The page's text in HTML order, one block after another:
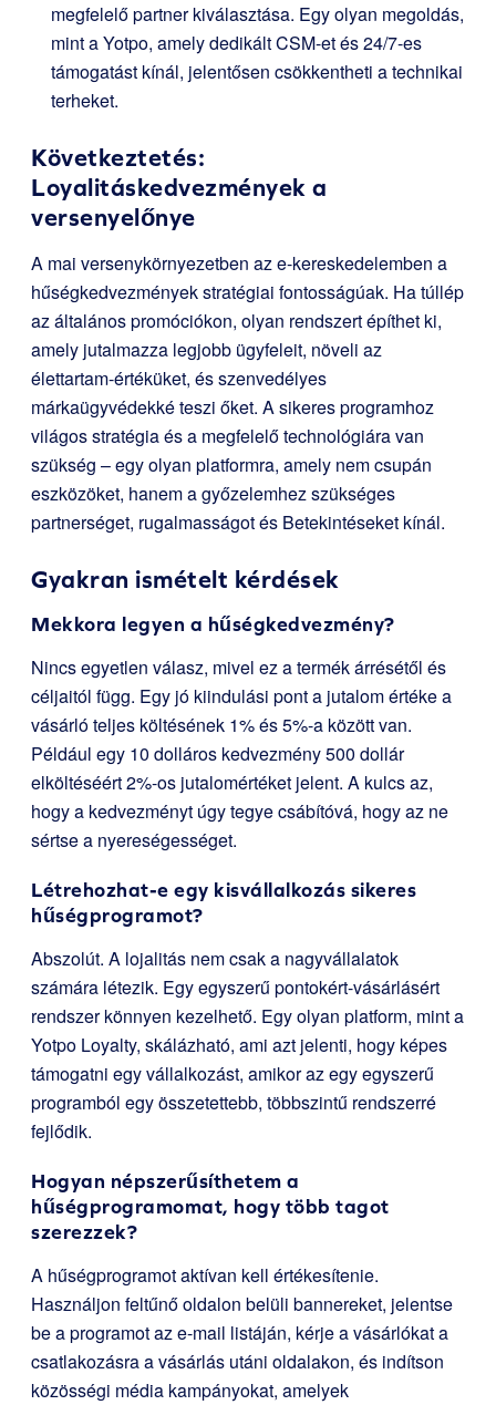
megfelelő partner kiválasztása. Egy olyan megoldás,
mint a Yotpo, amely dedikált CSM-et és 24/7-es
támogatást kínál, jelentősen csökkentheti a technikai
terheket.
Következtetés:
Loyalitáskedvezmények a
versenyelőnye
A mai versenykörnyezetben az e-kereskedelemben a
hűségkedvezmények stratégiai fontosságúak. Ha túllép
az általános promóciókon, olyan rendszert építhet ki,
amely jutalmazza legjobb ügyfeleit, növeli az
élettartam-értéküket, és szenvedélyes
márkaügyvédekké teszi őket. A sikeres programhoz
világos stratégia és a megfelelő technológiára van
szükség – egy olyan platformra, amely nem csupán
eszközöket, hanem a győzelemhez szükséges
partnerséget, rugalmasságot és Betekintéseket kínál.
Gyakran ismételt kérdések
Mekkora legyen a hűségkedvezmény?
Nincs egyetlen válasz, mivel ez a termék árrésétől és
céljaitól függ. Egy jó kiindulási pont a jutalom értéke a
vásárló teljes költésének 1% és 5%-a között van.
Például egy 10 dolláros kedvezmény 500 dollár
elköltéséért 2%-os jutalomértéket jelent. A kulcs az,
hogy a kedvezményt úgy tegye csábítóvá, hogy az ne
sértse a nyereségességet.
Létrehozhat-e egy kisvállalkozás sikeres
hűségprogramot?
Abszolút. A lojalitás nem csak a nagyvállalatok
számára létezik. Egy egyszerű pontokért-vásárlásért
rendszer könnyen kezelhető. Egy olyan platform, mint a
Yotpo Loyalty, skálázható, ami azt jelenti, hogy képes
támogatni egy vállalkozást, amikor az egy egyszerű
programból egy összetettebb, többszintű rendszerré
fejlődik.
Hogyan népszerűsíthetem a
hűségprogramomat, hogy több tagot
szerezzek?
A hűségprogramot aktívan kell értékesítenie.
Használjon feltűnő oldalon belüli bannereket, jelentse
be a programot az e-mail listáján, kérje a vásárlókat a
csatlakozásra a vásárlás utáni oldalakon, és indítson
közösségi média kampányokat, amelyek